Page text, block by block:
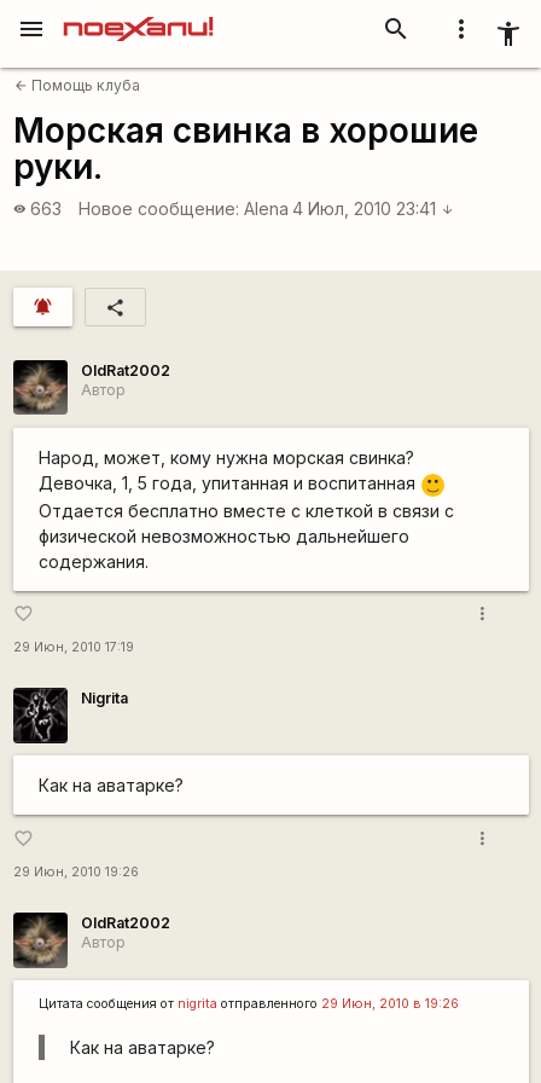
more_vert accessibility_new
search
menu
arrow_back Помощь клуба
Морская свинка в хорошие
руки.
visibility 663 Новое сообщение: Alena 4 Июл, 2010 23:41 arrow_downward
notifications_active share
OldRat2002
Автор
Народ, может, кому нужна морская свинка?
Девочка, 1, 5 года, упитанная и воспитанная
:)
Отдается бесплатно вместе с клеткой в связи с
физической невозможностью дальнейшего
содержания.
favorite_border
29 Июн, 2010 17:19
more_vert
Nigrita
Как на аватарке?
favorite_border
29 Июн, 2010 19:26
more_vert
OldRat2002
Автор
Цитата сообщения от nigrita отправленного 29 Июн, 2010 в 19:26
Как на аватарке?